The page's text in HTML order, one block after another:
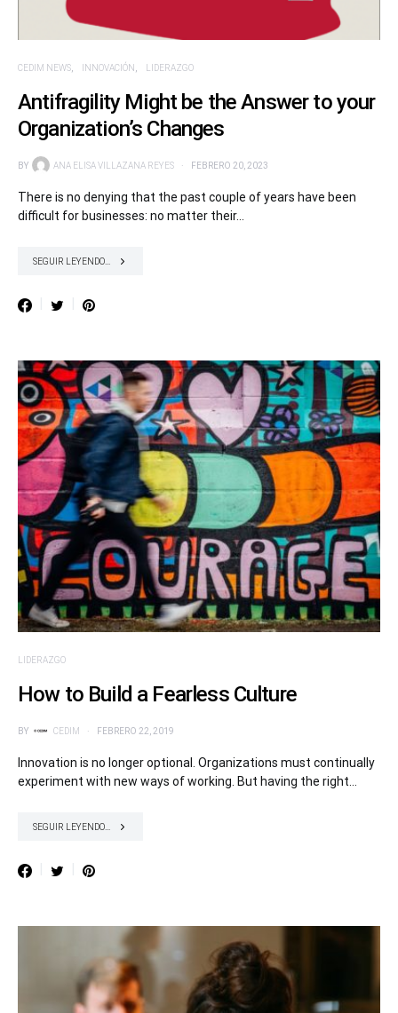
CEDIM NEWS INNOVACIÓN LIDERAZGO
Antifragility Might be the Answer to your
Organization’s Changes
BY ANA ELISA VILLAZANA REYES FEBRERO 20, 2023
There is no denying that the past couple of years have been
difficult for businesses: no matter their…
SEGUIR LEYENDO...
LIDERAZGO
How to Build a Fearless Culture
BY CEDIM FEBRERO 22, 2019
Innovation is no longer optional. Organizations must continually
experiment with new ways of working. But having the right…
SEGUIR LEYENDO...